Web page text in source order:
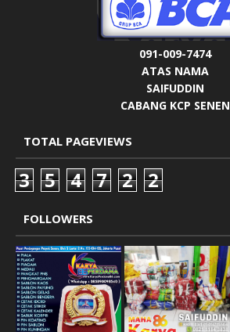
091-009-7474
ATAS NAMA
SAIFUDDIN
CABANG KCP SENEN
TOTAL PAGEVIEWS
3 5 4 7 2 2
FOLLOWERS